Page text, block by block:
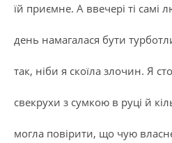
їй приємне. А ввечері ті самі
день намагалася бути
так, ніби я скоїла злочин. Я
свекрухи з сумкою в руці й
могла повірити, що чую